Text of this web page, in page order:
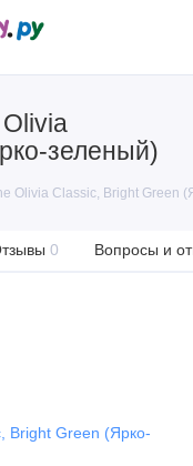
зеленый)
Olivia Classic, Bright Green
0 Вопросы и